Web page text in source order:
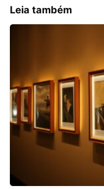
Leia também